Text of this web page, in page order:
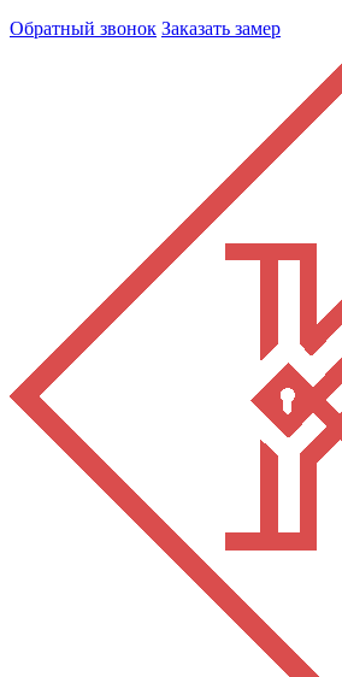
Обратный звонок Заказать замер